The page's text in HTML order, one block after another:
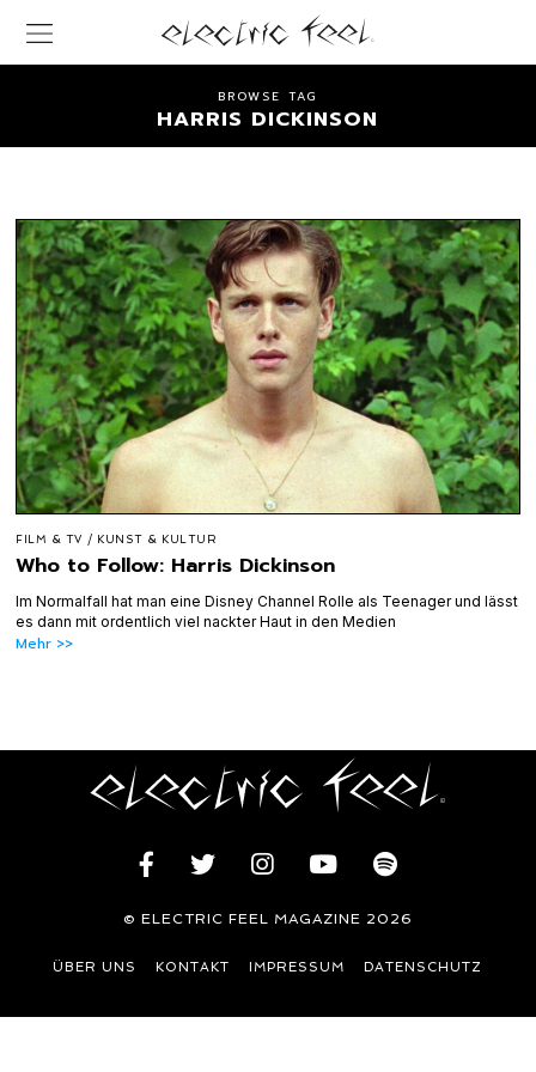
BROWSE TAG
HARRIS DICKINSON
FILM & TV / KUNST & KULTUR
Who to Follow: Harris Dickinson
Im Normalfall hat man eine Disney Channel Rolle als Teenager und lässt
es dann mit ordentlich viel nackter Haut in den Medien
Mehr >>
© ELECTRIC FEEL MAGAZINE 2026
ÜBER UNS KONTAKT IMPRESSUM DATENSCHUTZ